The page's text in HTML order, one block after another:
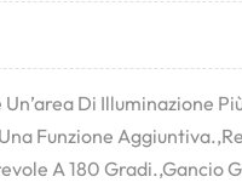
Di Illuminazione
Funzione
A 180 Gradi.,Gancio